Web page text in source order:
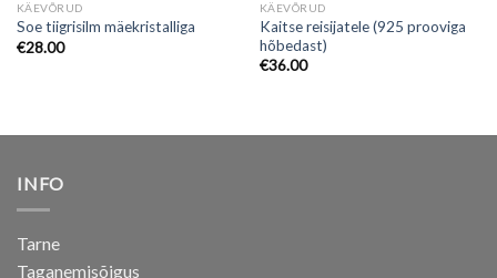
KÄEVÕRUD
Soe tiigrisilm mäekristalliga
€28.00
KÄEVÕRUD
Kaitse reisijatele (925 prooviga
hõbedast)
€36.00
INFO
Tarne
Taganemisõigus